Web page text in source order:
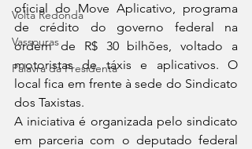
Volta Redonda
Vassouras
Palavra da Presidenta
oficial do Move Aplicativo, programa
de crédito do governo federal na
ordem de R$ 30 bilhões, voltado a
motoristas de táxis e aplicativos. O
local fica em frente à sede do Sindicato
dos Taxistas.
A iniciativa é organizada pelo sindicato
em parceria com o deputado federal